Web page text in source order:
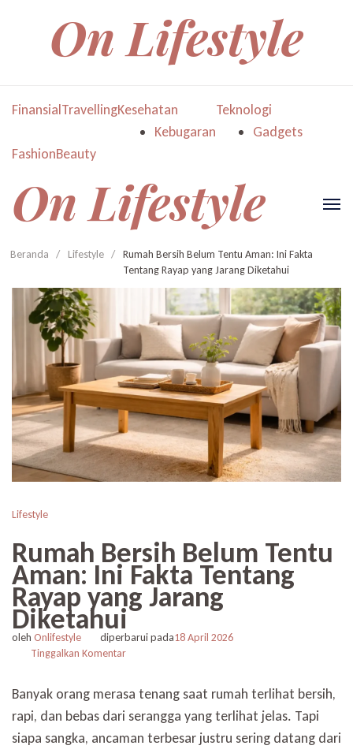
On Lifestyle
FinansialTravellingKesehatan
Kebugaran
Teknologi
Gadgets
FashionBeauty
On Lifestyle
Beranda / Lifestyle /
Rumah Bersih Belum Tentu Aman: Ini Fakta
Tentang Rayap yang Jarang Diketahui
Lifestyle
Rumah Bersih Belum Tentu
Aman: Ini Fakta Tentang
Rayap yang Jarang
Diketahui
oleh Onlifestyle diperbarui pada18 April 2026
Tinggalkan Komentarpada
Belum
Tentu
Aman:
Ini
Banyak orang merasa tenang saat rumah terlihat bersih,
rapi, dan bebas dari serangga yang terlihat jelas. Tapi
siapa sangka, ancaman terbesar justru sering datang dari